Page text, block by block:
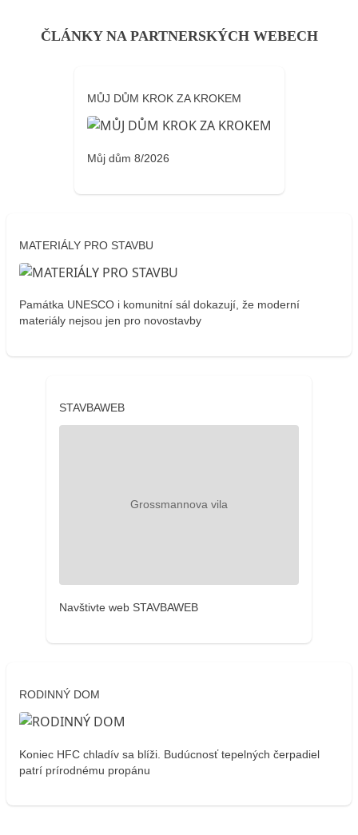
ČLÁNKY NA PARTNERSKÝCH WEBECH
MŮJ DŮM KROK ZA KROKEM
Můj dům 8/2026
MATERIÁLY PRO STAVBU
Památka UNESCO i komunitní sál dokazují, že moderní
materiály nejsou jen pro novostavby
STAVBAWEB
Navštivte web STAVBAWEB
RODINNÝ DOM
Koniec HFC chladív sa blíži. Budúcnosť tepelných čerpadiel
patrí prírodnému propánu